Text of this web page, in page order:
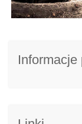
Informacje